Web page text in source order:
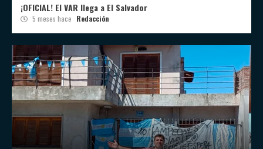
¡OFICIAL! El VAR llega a El Salvador
5 meses hace Redacción